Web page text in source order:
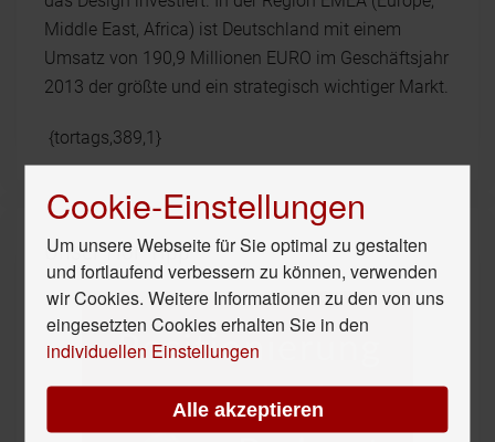
Middle East, Africa) ist Deutschland mit einem
Umsatz von 190,9 Millionen EURO im Geschäftsjahr
2013 der größte und ein strategisch wichtiger Markt.
{tortags,389,1}
Unser Hör-Tipp
Cookie-Einstellungen
Um unsere Webseite für Sie optimal zu gestalten
und fortlaufend verbessern zu können, verwenden
wir Cookies. Weitere Informationen zu den von uns
eingesetzten Cookies erhalten Sie in den
individuellen Einstellungen
Alle akzeptieren